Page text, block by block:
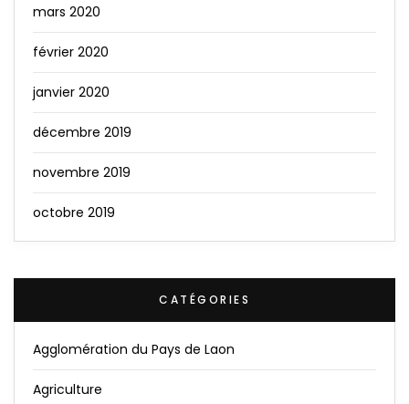
mars 2020
février 2020
janvier 2020
décembre 2019
novembre 2019
octobre 2019
CATÉGORIES
Agglomération du Pays de Laon
Agriculture